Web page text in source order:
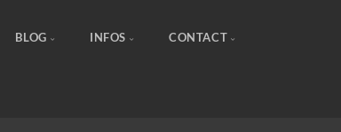
BLOG INFOS CONTACT